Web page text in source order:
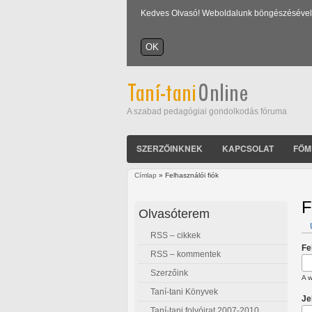
Kedves Olvasó! Weboldalunk
A szabad pedagógiai gondolkodás fóruma
SZERZŐINKNEK KAPCSOLAT
Címlap » Felhasználói fiók
A
Olvasóterem
RSS – cikkek
RSS – kommentek
Szerzőink
Taní-tani Könyvek